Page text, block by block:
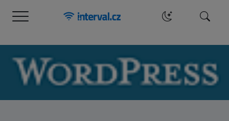
Menu Hledat